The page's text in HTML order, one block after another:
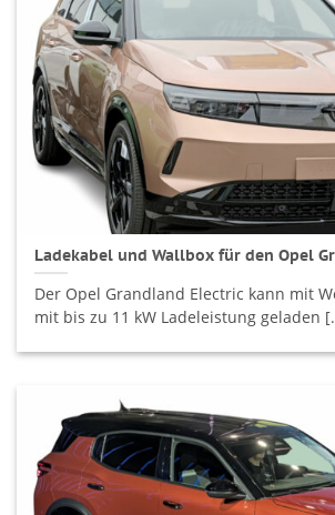
Ladekabel und Wallbox für den Opel
Der Opel Grandland Electric kann mit
mit bis zu 11 kW Ladeleistung geladen